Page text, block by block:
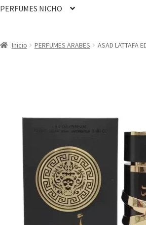
PERFUMES NICHO
Inicio PERFUMES ARABES ASAD LATTAFA